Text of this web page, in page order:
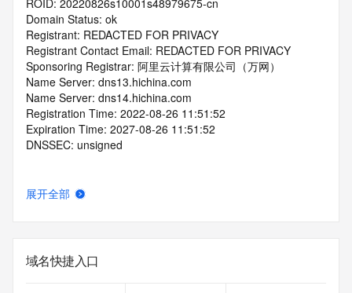
ROID: 20220826s10001s48979675-cn
Domain Status: ok
Registrant: REDACTED FOR PRIVACY
Registrant Contact Email: REDACTED FOR PRIVACY
Sponsoring Registrar: 阿里云计算有限公司（万网）
Name Server: dns13.hichina.com
Name Server: dns14.hichina.com
Registration Time: 2022-08-26 11:51:52
Expiration Time: 2027-08-26 11:51:52
DNSSEC: unsigned
展开全部
域名快捷入口